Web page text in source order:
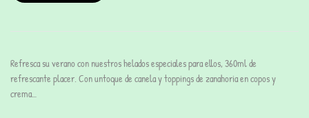
Refresca su verano con nuestros helados especiales para ellos, 360ml de
refrescante placer. Con untoque de canela y toppings de zanahoria en copos y
crema…